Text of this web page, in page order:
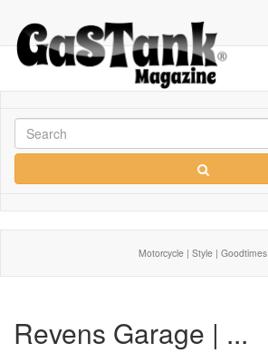
Motorcycle | Style | Goodtimes
Revens Garage | ...